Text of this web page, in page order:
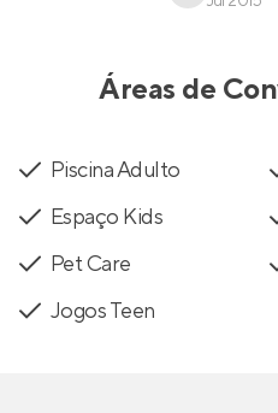
Áreas de
Piscina Adulto
Espaço Kids
Pet Care
Jogos Teen